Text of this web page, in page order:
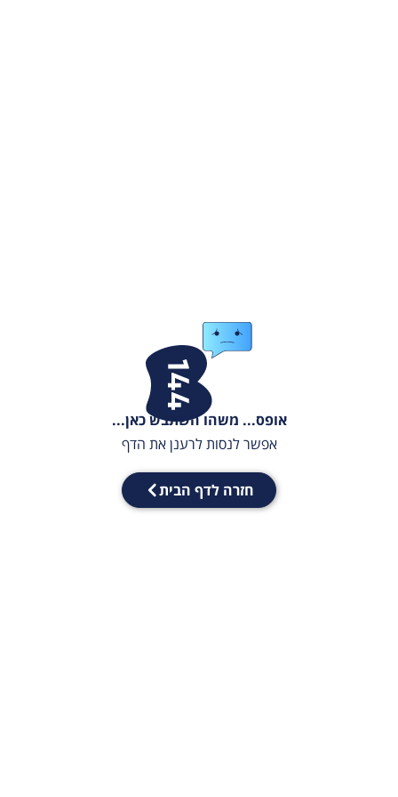
אופס... משהו השתבש כאן...
אפשר לנסות לרענן את הדף
חזרה לדף הבית